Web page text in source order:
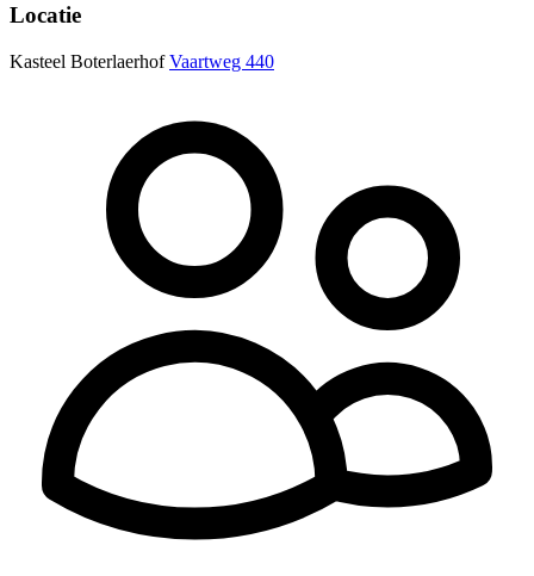
Locatie
Kasteel Boterlaerhof Vaartweg 440